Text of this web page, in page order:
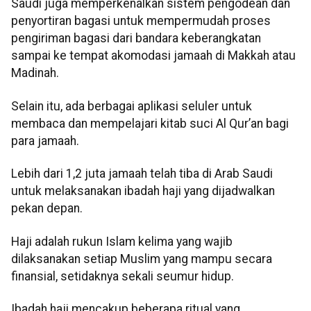
Saudi juga memperkenalkan sistem pengodean dan
penyortiran bagasi untuk mempermudah proses
pengiriman bagasi dari bandara keberangkatan
sampai ke tempat akomodasi jamaah di Makkah atau
Madinah.
Selain itu, ada berbagai aplikasi seluler untuk
membaca dan mempelajari kitab suci Al Qur’an bagi
para jamaah.
Lebih dari 1,2 juta jamaah telah tiba di Arab Saudi
untuk melaksanakan ibadah haji yang dijadwalkan
pekan depan.
Haji adalah rukun Islam kelima yang wajib
dilaksanakan setiap Muslim yang mampu secara
finansial, setidaknya sekali seumur hidup.